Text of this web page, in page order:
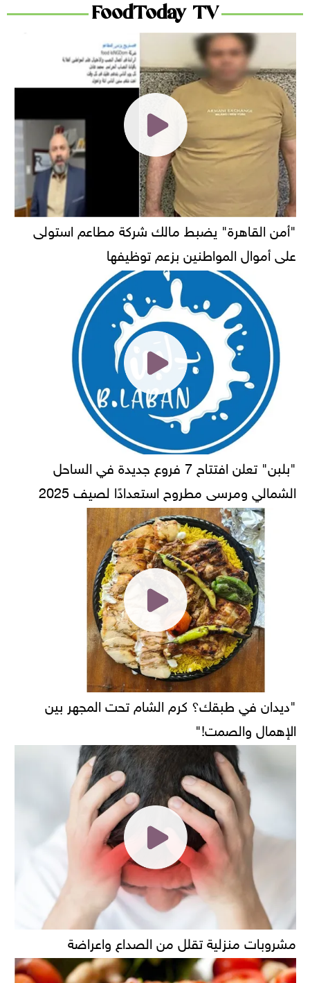
FoodToday TV
"أمن القاهرة" يضبط مالك شركة مطاعم استولى
على أموال المواطنين بزعم توظيفها
"بلبن" تعلن افتتاح 7 فروع جديدة في الساحل
الشمالي ومرسى مطروح استعدادًا لصيف 2025
"ديدان في طبقك؟ كرم الشام تحت المجهر بين
الإهمال والصمت!"
مشروبات منزلية تقلل من الصداع واعراضة